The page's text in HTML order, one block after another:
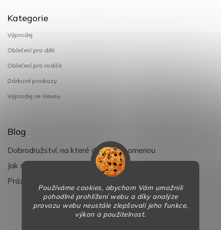
Používáme cookies, abychom Vám umožnili
pohodlné prohlížení webu a díky analýze
provozu webu neustále zlepšovali jeho funkce,
výkon a použitelnost.
Kategorie
Výprodej
Oblečení pro děti
Oblečení pro rodiče
Dárkové poukazy
Výprodej se slevou
Blog
Dobrodružství, na které děti nezapomenou
Jak si užít léto s dětmi naplno
Prázdniny klepou na dveře
BaBy-smile.cz. Všechna práva vyhrazena.